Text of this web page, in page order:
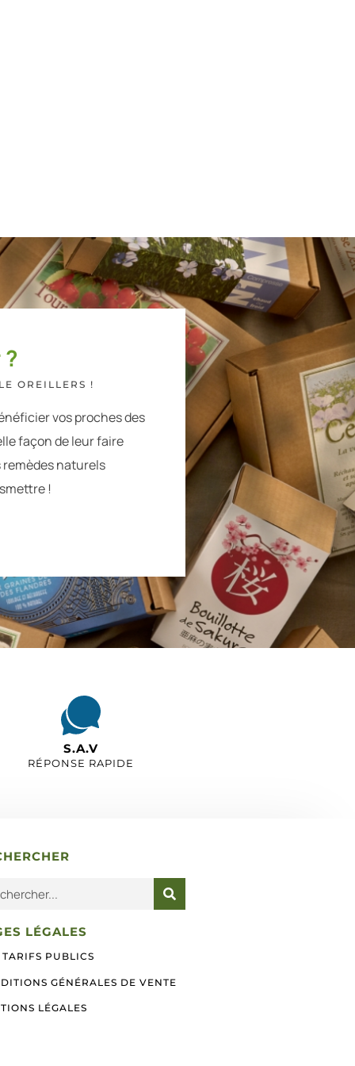
OREILLERS !
vos proches des
façon de leur faire
remèdes naturels
!
S.A.V
RÉPONSE RAPIDE
LÉGALES
TARIFS PUBLICS
GÉNÉRALES DE VENTE
LÉGALES